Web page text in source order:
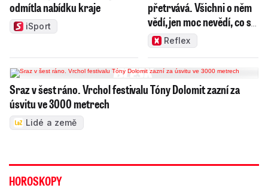
odmítla nabídku kraje
iSport
přetrvává. Všichni o něm
vědí, jen moc nevědí, co s
nímReflex
Sraz v šest ráno. Vrchol festivalu Tóny Dolomit zazní za
úsvitu ve 3000 metrech
Lidé a země
HOROSKOPY